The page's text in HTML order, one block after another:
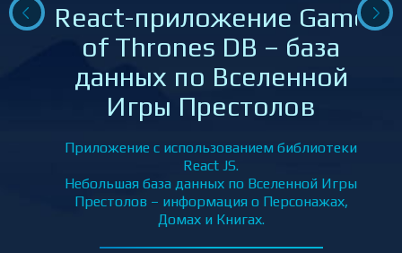
React-приложение Game
of Thrones DB – база
данных по Вселенной
Игры Престолов
Приложение с использованием библиотеки
React JS.
Небольшая база данных по Вселенной Игры
Престолов – информация о Персонажах,
Домах и Книгах.